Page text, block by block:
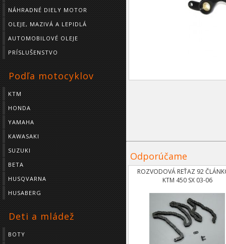
NÁHRADNÉ DIELY MOTOR
OLEJE, MAZIVÁ A LEPIDLÁ
AUTOMOBILOVÉ OLEJE
PRÍSLUŠENSTVO
Podľa motocyklov
KTM
HONDA
YAMAHA
KAWASAKI
SUZUKI
BETA
HUSQVARNA
HUSABERG
Deti a mládež
BOTY
Odporúčame
ROZVODOVÁ REŤAZ 92
KTM 450 SX 03-06